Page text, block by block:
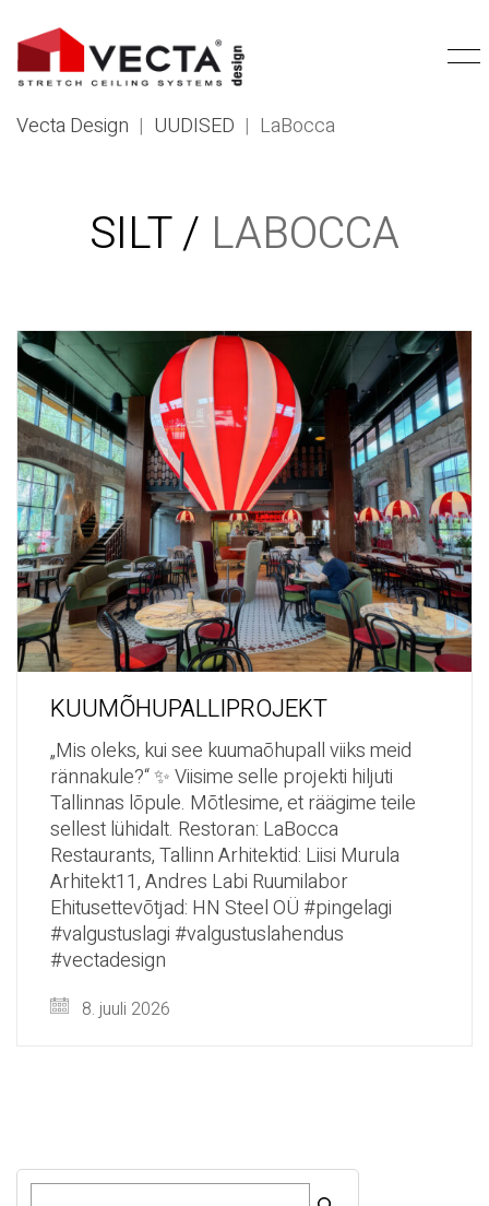
Vecta Design | UUDISED | LaBocca
SILT / LABOCCA
KUUMÕHUPALLIPROJEKT
„Mis oleks, kui see kuumaõhupall viiks meid
rännakule?“ ✨ Viisime selle projekti hiljuti
Tallinnas lõpule. Mõtlesime, et räägime teile
sellest lühidalt. Restoran: LaBocca
Restaurants, Tallinn Arhitektid: Liisi Murula
Arhitekt11, Andres Labi Ruumilabor
Ehitusettevõtjad: HN Steel OÜ #pingelagi
#valgustuslagi #valgustuslahendus
#vectadesign
8. juuli 2026
O